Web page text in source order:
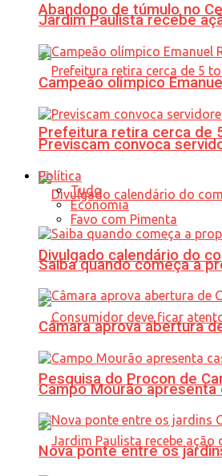
Abandono de túmulo no
Prefeitura retira cerca de
Divulgado calendário do
Pesquisa do Procon de
Jardim Paulista recebe
Campeão olímpico
Previscam convoca
Política
Tudo
Economia
Favo com Pimenta
Saiba quando começa a
Câmara aprova abertura
Campo Mourão
Nova ponte entre os